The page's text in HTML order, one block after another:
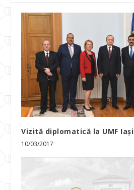
Vizită diplomatică la UMF Iași
10/03/2017